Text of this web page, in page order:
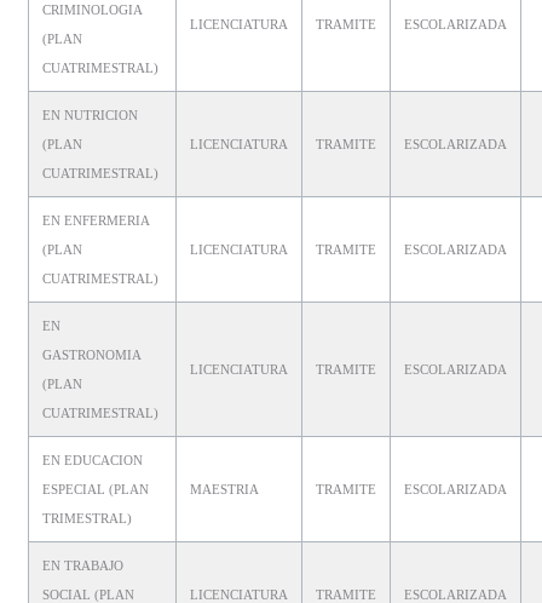
CRIMINOLOGIA
(PLAN
CUATRIMESTRAL)
LICENCIATURA TRAMITE ESCOLARIZADA
EN NUTRICION
(PLAN
CUATRIMESTRAL)
LICENCIATURA TRAMITE ESCOLARIZADA
EN ENFERMERIA
(PLAN
CUATRIMESTRAL)
LICENCIATURA TRAMITE ESCOLARIZADA
EN
GASTRONOMIA
(PLAN
CUATRIMESTRAL)
LICENCIATURA TRAMITE ESCOLARIZADA
EN EDUCACION
ESPECIAL (PLAN
TRIMESTRAL)
MAESTRIA TRAMITE ESCOLARIZADA
EN TRABAJO
SOCIAL (PLAN
LICENCIATURA TRAMITE ESCOLARIZADA